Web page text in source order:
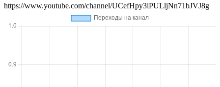
https://www.youtube.com/channel/UCefHpy3iPULljNn71bJVJ8g